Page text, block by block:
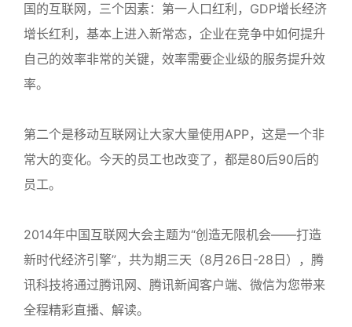
国的互联网，三个因素：第一人口红利，GDP增长经济
增长红利，基本上进入新常态，企业在竞争中如何提升
自己的效率非常的关键，效率需要企业级的服务提升效
率。
第二个是移动互联网让大家大量使用APP，这是一个非
常大的变化。今天的员工也改变了，都是80后90后的
员工。
2014年中国互联网大会主题为“创造无限机会——打造
新时代经济引擎”，共为期三天（8月26日-28日），腾
讯科技将通过腾讯网、腾讯新闻客户端、微信为您带来
全程精彩直播、解读。